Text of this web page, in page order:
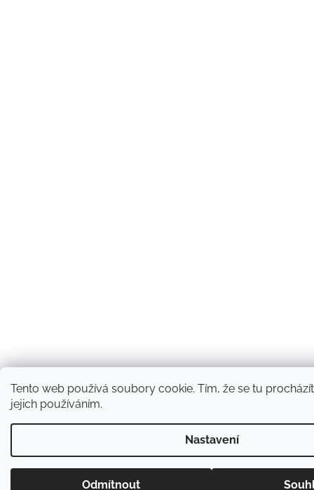
Tento web používá soubory cookie. Tím, že se tu
jejich používáním.
Nastavení
Odmítnout